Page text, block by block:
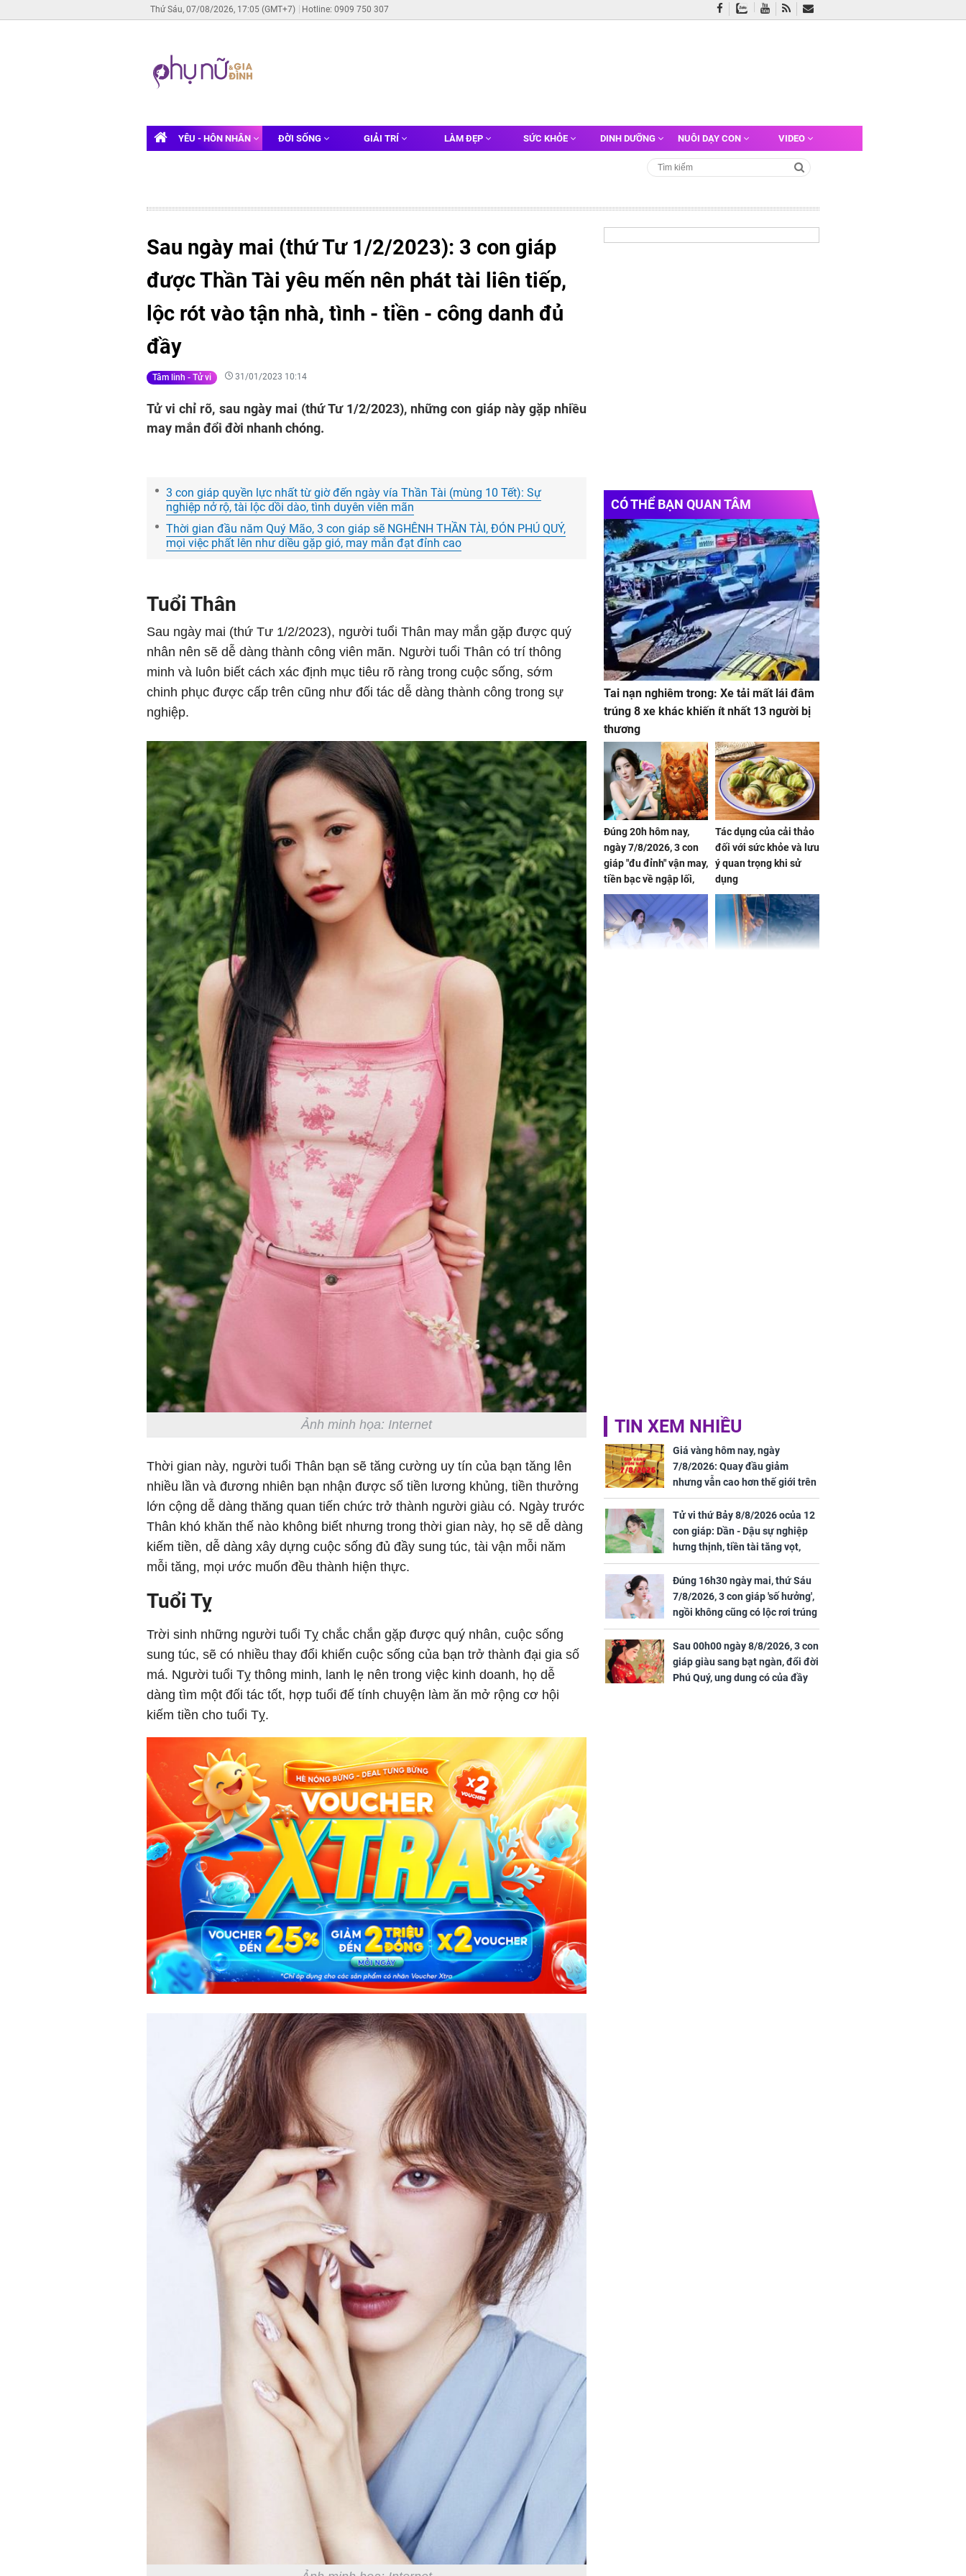
Thứ Sáu, 07/08/2026, 17:05 (GMT+7) Hotline: 0909 750 307
YÊU - HÔN NHÂN ĐỜI SỐNG GIẢI TRÍ LÀM ĐẸP SỨC KHỎE DINH DƯỠNG NUÔI DẠY CON VIDEO
Sau ngày mai (thứ Tư 1/2/2023): 3 con giáp
được Thần Tài yêu mến nên phát tài liên tiếp,
lộc rót vào tận nhà, tình - tiền - công danh đủ
đầy
Tâm linh - Tử vi 31/01/2023 10:14
Tử vi chỉ rõ, sau ngày mai (thứ Tư 1/2/2023), những con giáp này gặp nhiều
may mắn đổi đời nhanh chóng.
3 con giáp quyền lực nhất từ giờ đến ngày vía Thần Tài (mùng 10 Tết): Sự
nghiệp nở rộ, tài lộc dồi dào, tình duyên viên mãn
Thời gian đầu năm Quý Mão, 3 con giáp sẽ NGHÊNH THẦN TÀI, ĐÓN PHÚ QUÝ,
mọi việc phất lên như diều gặp gió, may mắn đạt đỉnh cao
Tuổi Thân
Sau ngày mai (thứ Tư 1/2/2023), người tuổi Thân may mắn gặp được quý
nhân nên sẽ dễ dàng thành công viên mãn. Người tuổi Thân có trí thông
minh và luôn biết cách xác định mục tiêu rõ ràng trong cuộc sống, sớm
chinh phục được cấp trên cũng như đối tác dễ dàng thành công trong sự
nghiệp.
Ảnh minh họa: Internet
Thời gian này, người tuổi Thân bạn sẽ tăng cường uy tín của bạn tăng lên
nhiều lần và đương nhiên bạn nhận được số tiền lương khủng, tiền thưởng
lớn cộng dễ dàng thăng quan tiến chức trở thành người giàu có. Ngày trước
Thân khó khăn thế nào không biết nhưng trong thời gian này, họ sẽ dễ dàng
kiếm tiền, dễ dàng xây dựng cuộc sống đủ đầy sung túc, tài vận mỗi năm
mỗi tăng, mọi ước muốn đều thành hiện thực.
Tuổi Tỵ
Trời sinh những người tuổi Tỵ chắc chắn gặp được quý nhân, cuộc sống
sung túc, sẽ có nhiều thay đổi khiến cuộc sống của bạn trở thành đại gia số
má. Người tuổi Tỵ thông minh, lanh lẹ nên trong việc kinh doanh, họ dễ
dàng tìm một đối tác tốt, hợp tuổi đế tính chuyện làm ăn mở rộng cơ hội
kiếm tiền cho tuổi Tỵ.
CÓ THỂ BẠN QUAN TÂM
Tai nạn nghiêm trong: Xe tải mất lái đâm
trúng 8 xe khác khiến ít nhất 13 người bị
thương
Đúng 20h hôm nay,
ngày 7/8/2026, 3 con
giáp "đu đỉnh" vận may,
tiền bạc về ngập lối,
đón lộc ấm no, tình
tiền viên mãn
Tác dụng của cải thảo
đối với sức khỏe và lưu
ý quan trọng khi sử
dụng
TIN XEM NHIỀU
Giá vàng hôm nay, ngày
7/8/2026: Quay đầu giảm
nhưng vẫn cao hơn thế giới trên
7 triệu đồng
Tử vi thứ Bảy 8/8/2026 ocủa 12
con giáp: Dần - Dậu sự nghiệp
hưng thịnh, tiền tài tăng vọt,
Mão - Thân công việc bất trắc,
tiền mất tật mang
Đúng 16h30 ngày mai, thứ Sáu
7/8/2026, 3 con giáp 'số hưởng',
ngồi không cũng có lộc rơi trúng
đầu, vừa tránh được họa vừa có
tiền vàng
Sau 00h00 ngày 8/8/2026, 3 con
giáp giàu sang bạt ngàn, đổi đời
Phú Quý, ung dung có của đầy